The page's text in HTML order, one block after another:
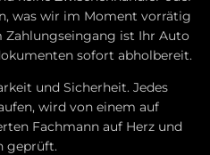
was wir im Moment vorrätig
Zahlungseingang ist Ihr Auto
sofort abholbereit.
und Sicherheit. Jedes
wird von einem auf
Fachmann auf Herz und
geprüft.